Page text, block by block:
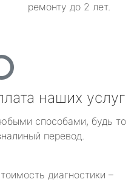
ремонту до 2 лет.
наших услуг
способами, будь то
перевод.
диагностики –